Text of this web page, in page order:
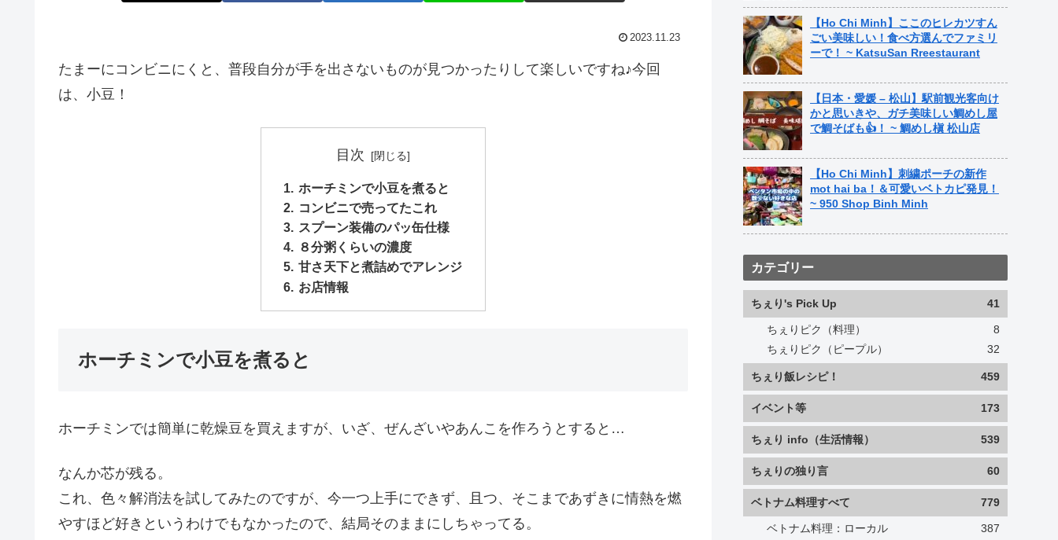
2023.11.23
たまーにコンビニにくと、普段自分が手を出さないものが見つかったりして楽しいですね♪今回
は、小豆！
目次
ホーチミンで小豆を煮ると
コンビニで売ってたこれ
スプーン装備のパッ缶仕様
８分粥くらいの濃度
甘さ天下と煮詰めでアレンジ
お店情報
ホーチミンで小豆を煮ると
ホーチミンでは簡単に乾燥豆を買えますが、いざ、ぜんざいやあんこを作ろうとすると…
なんか芯が残る。
これ、色々解消法を試してみたのですが、今一つ上手にできず、且つ、そこまであずきに情熱を燃
やすほど好きというわけでもなかったので、結局そのままにしちゃってる。
【Ho Chi Minh】ここのヒレカツすん
ごい美味しい！食べ方選んでファミリ
ーで！ ~ KatsuSan Rreestaurant
【日本・愛媛 – 松山】駅前観光客向け
かと思いきや、ガチ美味しい鯛めし屋
で鯛そばも👍！ ~ 鯛めし槇 松山店
【Ho Chi Minh】刺繍ポーチの新作
mot hai ba！＆可愛いベトカピ発見！
~ 950 Shop Binh Minh
カテゴリー
ちぇり's Pick Up 41
ちぇりピク（料理）
8
ちぇりピク（ピープル）
32
ちぇり飯レシピ！ 459
イベント等 173
ちぇり info（生活情報） 539
ちぇりの独り言 60
ベトナム料理すべて 779
ベトナム料理：ローカル
387